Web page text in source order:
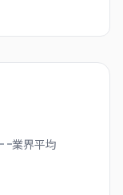
業界平均